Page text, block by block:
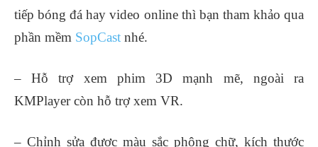
tiếp bóng đá hay video online thì bạn tham khảo qua
phần mềm SopCast nhé.
– Hỗ trợ xem phim 3D mạnh mẽ, ngoài ra
KMPlayer còn hỗ trợ xem VR.
– Chỉnh sửa được màu sắc phông chữ, kích thước